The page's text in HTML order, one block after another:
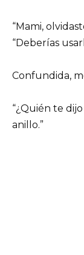
“Mami,
“Deberías
Confundida,
“¿Quién te
anillo.”